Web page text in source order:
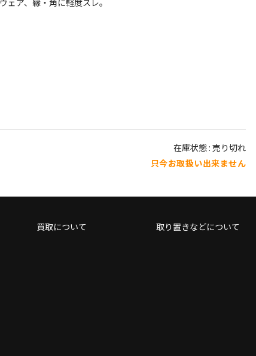
在庫状態 : 売り切れ
只今お取扱い出来ません
買取について 取り置きなどについて